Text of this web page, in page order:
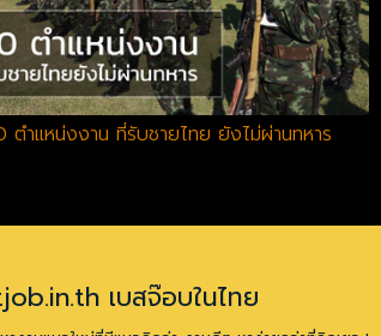
ตำแหน่งงาน ที่รับชายไทย ยังไม่ผ่านทหาร
เบสจ๊อบในไทย